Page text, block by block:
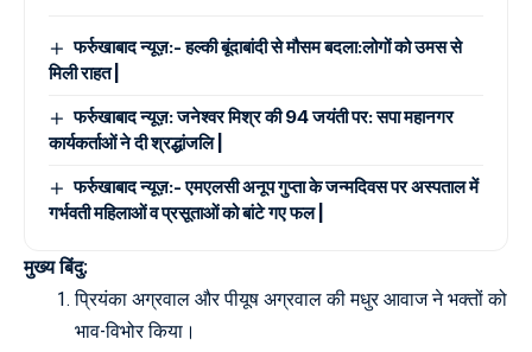
फर्रुखाबाद न्यूज़:- हल्की बूंदाबांदी से मौसम बदला:लोगों को उमस से
मिली राहत |
फर्रुखाबाद न्यूज़: जनेश्वर मिश्र की 94 जयंती पर: सपा महानगर
कार्यकर्ताओं ने दी श्रद्धांजलि |
फर्रुखाबाद न्यूज़:- एमएलसी अनूप गुप्ता के जन्मदिवस पर अस्पताल में
गर्भवती महिलाओं व प्रसूताओं को बांटे गए फल |
मुख्य बिंदु:
प्रियंका अग्रवाल और पीयूष अग्रवाल की मधुर आवाज ने भक्तों को
भाव-विभोर किया।